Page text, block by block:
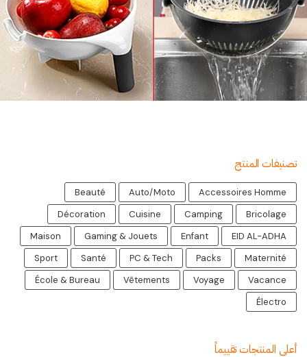
تصنيفات المنتج
Accessoires Homme
Auto/Moto
Beauté
Bricolage
Camping
Cuisine
Décoration
EID AL-ADHA
Enfant
Gaming & Jouets
Maison
Maternité
Packs
PC & Tech
Santé
Sport
Vacance
Voyage
Vêtements
École & Bureau
Électro
أعلى المنتجات تقييماً